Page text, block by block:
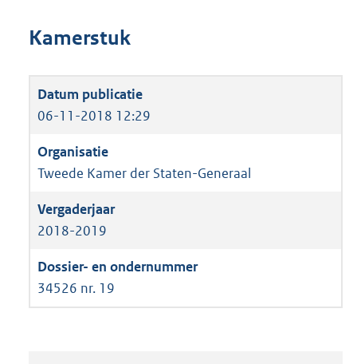
Kamerstuk
06-11-2018 12:29
Tweede Kamer der Staten-Generaal
2018-2019
34526 nr. 19